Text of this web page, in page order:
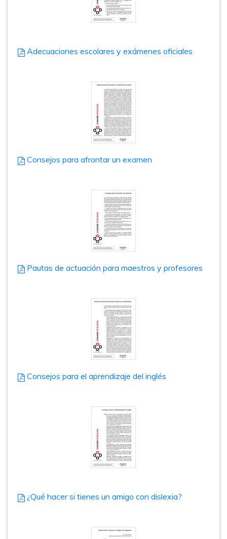
Adecuaciones escolares y exámenes oficiales
Consejos para afrontar un examen
Pautas de actuación para maestros y profesores
Consejos para el aprendizaje del inglés
¿Qué hacer si tienes un amigo con dislexia?